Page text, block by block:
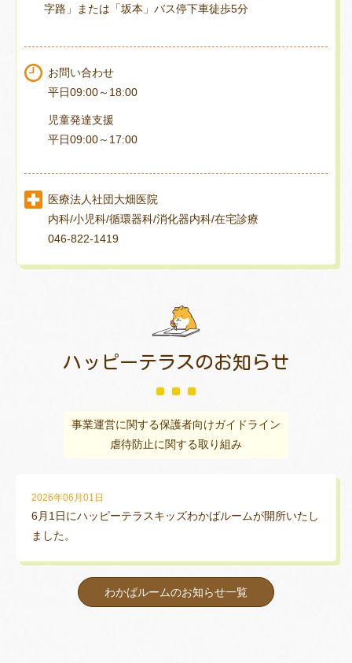
字路」または「坂本」バス停下車徒歩5分
お問い合わせ
平日09:00～18:00
児童発達支援
平日09:00～17:00
医療法人社団大畑医院
内科/小児科/循環器科/消化器内科/在宅診療
046-822-1419
ハッピーテラスのお知らせ
事業運営に関する保護者向けガイドライン
虐待防止に関する取り組み
2026年06月01日
6月1日にハッピーテラスキッズわかばルームが開所いたし
ました。
わかばルームのお知らせ一覧